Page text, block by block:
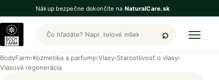
Nákup bezpečne dokončíte na NaturalCare.sk
Hľadať produkty BodyFarm
BodyFarm›Kozmetika a parfumy›Vlasy›Starostlivosť o vlasy›
Vlasová regenerácia